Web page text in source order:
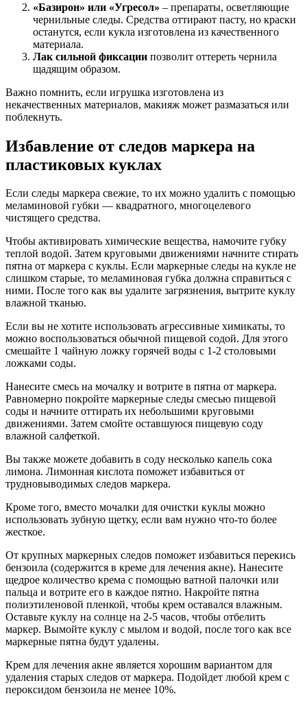
«Базирон» или «Угресол» – препараты, осветляющие
чернильные следы. Средства оттирают пасту, но краски
останутся, если кукла изготовлена из качественного
материала.
Лак сильной фиксации позволит оттереть чернила
щадящим образом.
Важно помнить, если игрушка изготовлена из
некачественных материалов, макияж может размазаться или
поблекнуть.
Избавление от следов маркера на
пластиковых куклах
Если следы маркера свежие, то их можно удалить с помощью
меламиновой губки — квадратного, многоцелевого
чистящего средства.
Чтобы активировать химические вещества, намочите губку
теплой водой. Затем круговыми движениями начните стирать
пятна от маркера с куклы. Если маркерные следы на кукле не
слишком старые, то меламиновая губка должна справиться с
ними. После того как вы удалите загрязнения, вытрите куклу
влажной тканью.
Если вы не хотите использовать агрессивные химикаты, то
можно воспользоваться обычной пищевой содой. Для этого
смешайте 1 чайную ложку горячей воды с 1-2 столовыми
ложками соды.
Нанесите смесь на мочалку и вотрите в пятна от маркера.
Равномерно покройте маркерные следы смесью пищевой
соды и начните оттирать их небольшими круговыми
движениями. Затем смойте оставшуюся пищевую соду
влажной салфеткой.
Вы также можете добавить в соду несколько капель сока
лимона. Лимонная кислота поможет избавиться от
трудновыводимых следов маркера.
Кроме того, вместо мочалки для очистки куклы можно
использовать зубную щетку, если вам нужно что-то более
жесткое.
От крупных маркерных следов поможет избавиться перекись
бензоила (содержится в креме для лечения акне). Нанесите
щедрое количество крема с помощью ватной палочки или
пальца и вотрите его в каждое пятно. Накройте пятна
полиэтиленовой пленкой, чтобы крем оставался влажным.
Оставьте куклу на солнце на 2-5 часов, чтобы отбелить
маркер. Вымойте куклу с мылом и водой, после того как все
маркерные пятна будут удалены.
Крем для лечения акне является хорошим вариантом для
удаления старых следов от маркера. Подойдет любой крем с
пероксидом бензоила не менее 10%.